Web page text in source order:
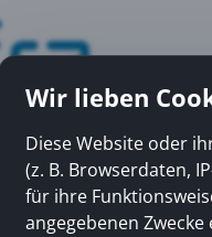
Managed Services
Wir lieben
Diese Website oder
(z. B. Browserdaten,
für ihre
angegebenen